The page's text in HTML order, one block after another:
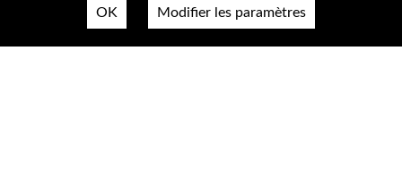
OK Modifier les paramètres